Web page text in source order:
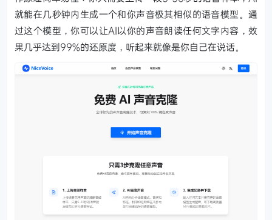
就能在几秒钟内生成一个和你声音极其相似的语音模型。通
过这个模型，你可以让AI以你的声音朗读任何文字内容，效
果几乎达到99%的还原度，听起来就像是你自己在说话。